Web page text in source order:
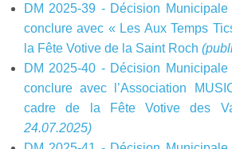
DM 2025-39 - Décision
conclure avec « Les Aux Temps
la Fête Votive de la Saint Roch
DM 2025-40 - Décision
conclure avec l’Association
cadre de la Fête Votive des
24.07.2025)